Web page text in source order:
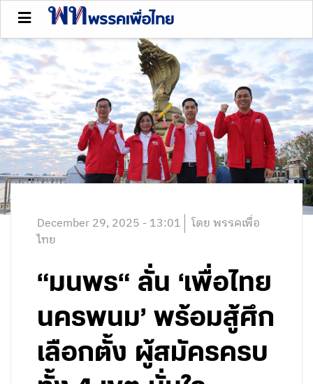
December 29, 2025 - 13:01 โดย พรรคเพื่อ
ไทย
“มนพร“ ลั่น ‘เพื่อไทย
นครพนม’ พร้อมสู้ศึก
เลือกตั้ง ผู้สมัครครบ